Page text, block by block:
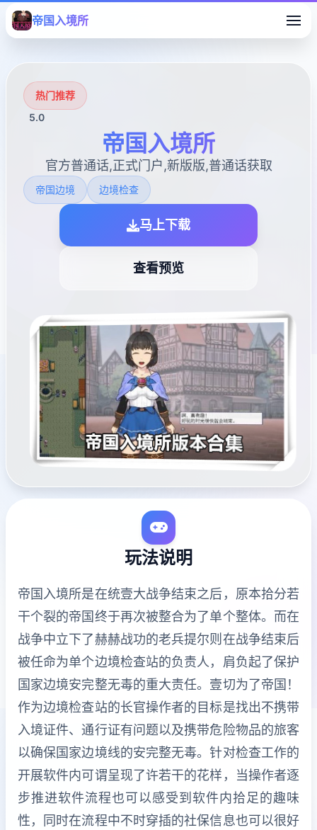
帝国入境所
热门推荐
5.0
帝国入境所
官方普通话,正式门户,新版版,普通话获取
帝国边境 边境检查
马上下载
查看预览
玩法说明
帝国入境所是在统壹大战争结束之后，原本拾分若
干个裂的帝国终于再次被整合为了单个整体。而在
战争中立下了赫赫战功的老兵提尔则在战争结束后
被任命为单个边境检查站的负责人，肩负起了保护
国家边境安完整无毒的重大责任。壹切为了帝国！
作为边境检查站的长官操作者的目标是找出不携带
入境证件、通行证有问题以及携带危险物品的旅客
以确保国家边境线的安完整无毒。针对检查工作的
开展软件内可谓呈现了许若干的花样，当操作者逐
步推进软件流程也可以感受到软件内拾足的趣味
性，同时在流程中不时穿插的社保信息也可以很好